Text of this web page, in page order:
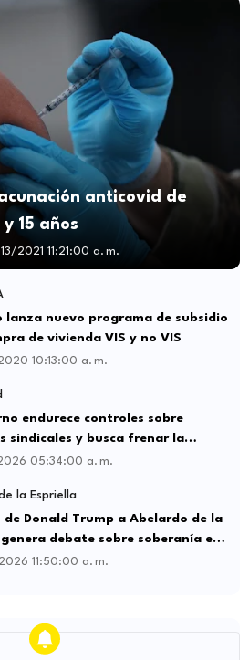
anticovid de
15 años
2021 11:21:00 a. m.
lanza nuevo programa de subsidio
de vivienda VIS y no VIS
10:13:00 a. m.
endurece controles sobre
sindicales y busca frenar la
laboral ilegal
05:34:00 a. m.
la Espriella
de Donald Trump a Abelardo de la
genera debate sobre soberanía e
internacional
11:50:00 a. m.